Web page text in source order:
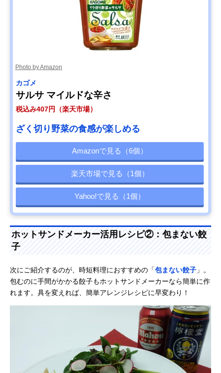
Photo by Amazon
カゴメ
サルサ マイルドな辛さ
税込み407円（楽天市場）
ざく切り野菜の食感が楽しめる
Amazonで見る（6個）
楽天市場で見る（1個）
Yahoo!で見る（1個）
ホットサンドメーカー活用レシピ②：包まない餃
子
次にご紹介するのが、時短料理におすすめの「包まない餃子 」。
包むのに手間がかかる餃子もホットサンドメーカーなら簡単に作
れます。具を変えれば、簡単アレンジレシピに早変わり！